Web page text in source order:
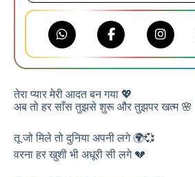
तेरा प्यार मेरी आदत बन गया 💖
अब तो हर साँस तुझसे शुरू और तुझपर खत्म 🌸
तू जो मिले तो दुनिया अपनी लगे 🌍💞
वरना हर खुशी भी अधूरी सी लगे 💔